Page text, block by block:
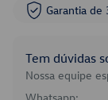
Garantia de
Tem dúvidas
Nossa equipe